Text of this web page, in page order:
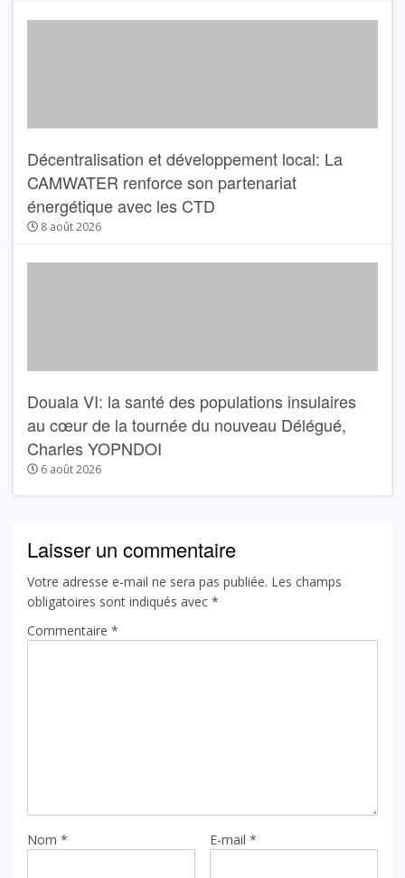
Décentralisation et développement local: La
CAMWATER renforce son partenariat
énergétique avec les CTD
8 août 2026
Douala VI: la santé des populations insulaires
au cœur de la tournée du nouveau Délégué,
Charles YOPNDOI
6 août 2026
Laisser un commentaire
Votre adresse e-mail ne sera pas publiée. Les champs
obligatoires sont indiqués avec *
Commentaire *
Nom * E-mail *